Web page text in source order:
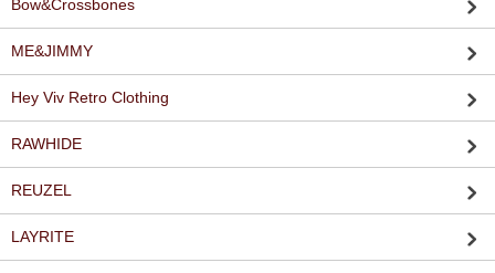
Bow&Crossbones
ME&JIMMY
Hey Viv Retro Clothing
RAWHIDE
REUZEL
LAYRITE